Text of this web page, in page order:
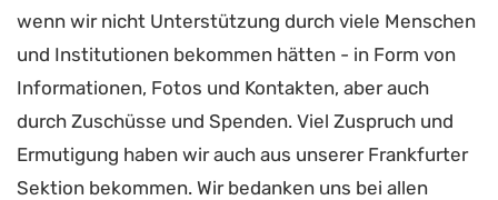
wenn wir nicht Unterstützung durch viele Menschen
und Institutionen bekommen hätten - in Form von
Informationen, Fotos und Kontakten, aber auch
durch Zuschüsse und Spenden. Viel Zuspruch und
Ermutigung haben wir auch aus unserer Frankfurter
Sektion bekommen. Wir bedanken uns bei allen